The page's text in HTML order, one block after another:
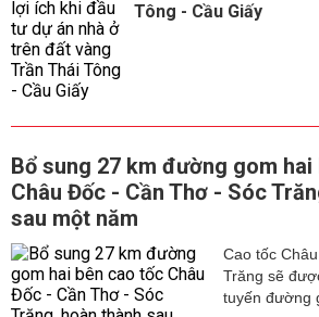
Tông - Cầu Giấy
Bổ sung 27 km đường gom
Châu Đốc - Cần Thơ - Sóc
sau một năm
Cao tốc
Trăng sẽ
tuyến đường